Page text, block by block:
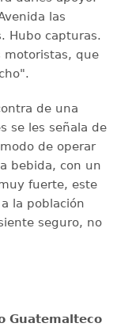
las
Hubo capturas.
motoristas, que
de una
se les señala de
de operar
bebida, con un
fuerte, este
la población
seguro, no
Guatemalteco